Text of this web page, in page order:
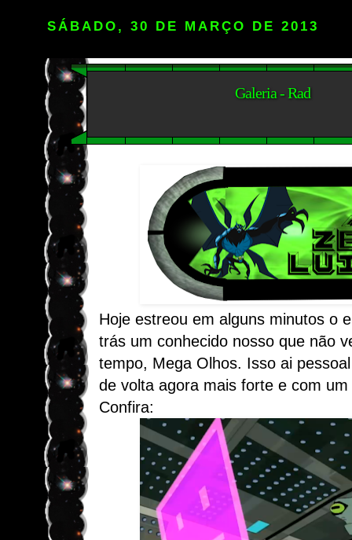
SÁBADO, 30 DE MARÇO DE 2013
Galeria - Rad
Hoje estreou em alguns minutos o
trás um conhecido nosso que não
tempo, Mega Olhos. Isso ai
de volta agora mais forte e com
Confira: